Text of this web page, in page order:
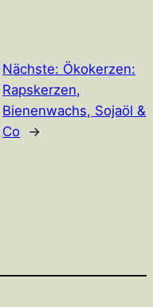
Nächste: Ökokerzen:
Rapskerzen,
Bienenwachs, Sojaöl &
Co →